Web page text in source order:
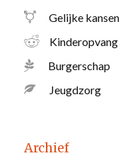
Gelijke kansen
Kinderopvang
Burgerschap
Jeugdzorg
Archief